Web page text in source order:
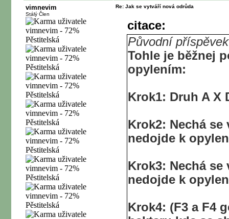
vimnevim
Stálý Člen
Re: Jak se vytváří nová odrůda
citace:
Původní
Tohle je běžnej
opylením:
Krok1: Druh A X
Krok2: Nechá se
nedojde k
Krok3: Nechá se
nedojde k
Krok4: (F3 a F4